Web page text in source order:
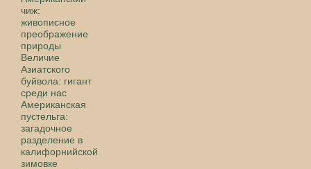
чиж:
живописное
преображение
природы
Величие
Азиатского
буйвола: гигант
среди нас
Американская
пустельга:
загадочное
разделение в
калифорнийской
зимовке